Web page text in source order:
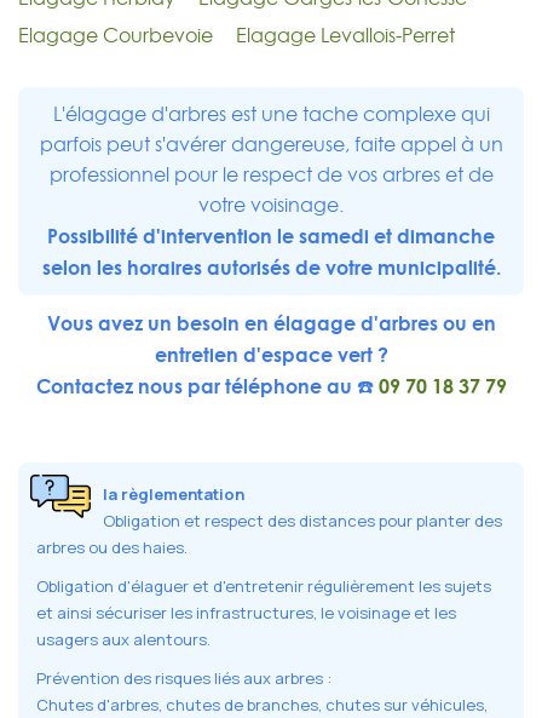
Elagage Courbevoie
Elagage Levallois-Perret
L'élagage d'arbres est une tache complexe qui
parfois peut s'avérer dangereuse, faite appel à un
professionnel pour le respect de vos arbres et de
votre voisinage.
Possibilité d'intervention le samedi et dimanche
selon les horaires autorisés de votre municipalité.
Vous avez un besoin en élagage d'arbres ou en
entretien d'espace vert ?
Contactez nous par téléphone au ☎️09 70 18 37 79
la règlementation
Obligation et respect des distances pour planter des
arbres ou des haies.
Obligation d'élaguer et d'entretenir régulièrement les sujets
et ainsi sécuriser les infrastructures, le voisinage et les
usagers aux alentours.
Prévention des risques liés aux arbres :
Chutes d'arbres, chutes de branches, chutes sur véhicules,